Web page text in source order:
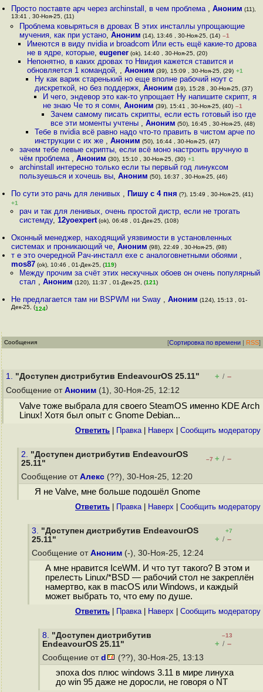
Просто поставте арч через archinstall, в чем проблема ,Аноним (11),
13:41 , 30-Ноя-25, (11)
Проблема ковыряться в дровах В этих инсталлы упрощающие
мучения, как при устано, Аноним (14), 13:46 , 30-Ноя-25, (14) –1
Имеются в виду nvidia и broadcom Или есть ещё какие-то дрова
не в ядре, которые, eugener(ok), 14:40 , 30-Ноя-25, (20)
Непонятно, в каких дровах то Нвидия кажется ставится и
обновляется 1 командой, , Аноним (39), 15:09 , 30-Ноя-25, (29) +1
Ну как варик старенький но еще вполне рабочий ноут с
дискреткой, но без поддержк,Аноним (19), 15:28 , 30-Ноя-25, (37)
И чего, эндевор это как-то упрощает Ну напишите скрипт, я
не знаю Че то я сомн, Аноним (39), 15:41 , 30-Ноя-25, (40) –1
Зачем самому писать скрипты, если есть готовый iso где
все эти моменты учтены , Аноним (50), 16:45 , 30-Ноя-25, (48)
Тебе в nvidia всё равно надо что-то править в чистом арче по
инструкции с их же ,Аноним (50), 16:44 , 30-Ноя-25, (47)
зачем тебе левые скрипты, если всё моно настроить вручную в
чём проблема , Аноним (30), 15:10 , 30-Ноя-25, (30) +1
archinstall интересно только если ты первый год линуксом
пользуешься и хочешь вы, Аноним (50), 16:37 , 30-Ноя-25, (46)
По сути это рачь для ленивых , Пишу с 4 пня (?), 15:49 , 30-Ноя-25, (41)
+1
рач и так для ленивых, очень простой дистр, если не трогать
системду, 12yoexpert(ok), 06:48 , 01-Дек-25, (108)
Оконный менеджер, находящий уязвимости в установленных
системах и проникающий че,Аноним (98), 22:49 , 30-Ноя-25, (98)
т е это очередной Рач-инсталл ехе с аналоговнетными обоями ,
mos87 (ok), 10:46 , 01-Дек-25, (119)
Между прочим за счёт этих нескучных обоев он очень популярный
стал , Аноним (120), 11:37 , 01-Дек-25, (121)
Не предлагается там ни BSPWM ни Sway ,Аноним (124), 15:13 , 01-
Дек-25, (124)
Сообщения [Сортировка по времени | RSS]
1. "Доступен дистрибутив EndeavourOS 25.11" + / –
Сообщение от Аноним (1), 30-Ноя-25, 12:12
Valve тоже выбрала для своего SteamOS именно KDE Arch
Linux! Хотя был опыт с Gnome Debian...
Ответить Правка| Наверх Cообщить модератору
2. "Доступен дистрибутив EndeavourOS
25.11"
–7 + / –
Сообщение от Алекс (??), 30-Ноя-25, 12:20
Я не Valve, мне больше подошёл Gnome
Ответить Правка| Наверх Cообщить модератору
3. "Доступен дистрибутив EndeavourOS
25.11"
+7
+ / –
Сообщение от Аноним (-), 30-Ноя-25, 12:24
А мне нравится IceWM. И что тут такого? В этом и
прелесть Linux/*BSD — рабочий стол не закреплён
намертво, как в macOS или Windows, и каждый
может выбрать то, что ему по душе.
Ответить Правка| Наверх Cообщить модератору
8. "Доступен дистрибутив
EndeavourOS 25.11"
–13
+ / –
Сообщение от d (??), 30-Ноя-25, 13:13
эпоха dos плюс windows 3.11 в мире линуха
до win 95 даже не доросли, не говоря о NT